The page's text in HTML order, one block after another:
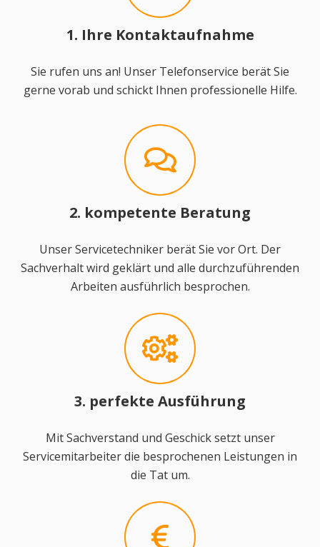
1. Ihre Kontaktaufnahme
Sie rufen uns an! Unser Telefonservice berät Sie
gerne vorab und schickt Ihnen professionelle Hilfe.
2. kompetente Beratung
Unser Servicetechniker berät Sie vor Ort. Der
Sachverhalt wird geklärt und alle durchzuführenden
Arbeiten ausführlich besprochen.
3. perfekte Ausführung
Mit Sachverstand und Geschick setzt unser
Servicemitarbeiter die besprochenen Leistungen in
die Tat um.